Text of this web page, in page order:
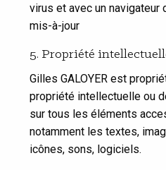
virus et avec un navigateur
mis-à-jour
5. Propriété
Gilles GALOYER est
propriété intellectuelle ou
sur tous les éléments
notamment les textes,
icônes, sons, logiciels.